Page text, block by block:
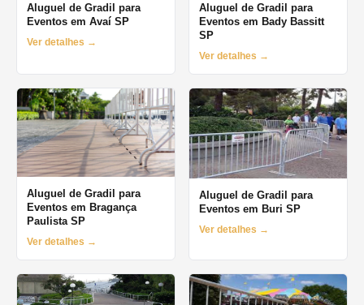
Aluguel de Gradil para
Eventos em Avaí SP
Ver detalhes →
Aluguel de Gradil para
Eventos em Bady Bassitt
SP
Ver detalhes →
Aluguel de Gradil para
Eventos em Bragança
Paulista SP
Ver detalhes →
Aluguel de Gradil para
Eventos em Buri SP
Ver detalhes →